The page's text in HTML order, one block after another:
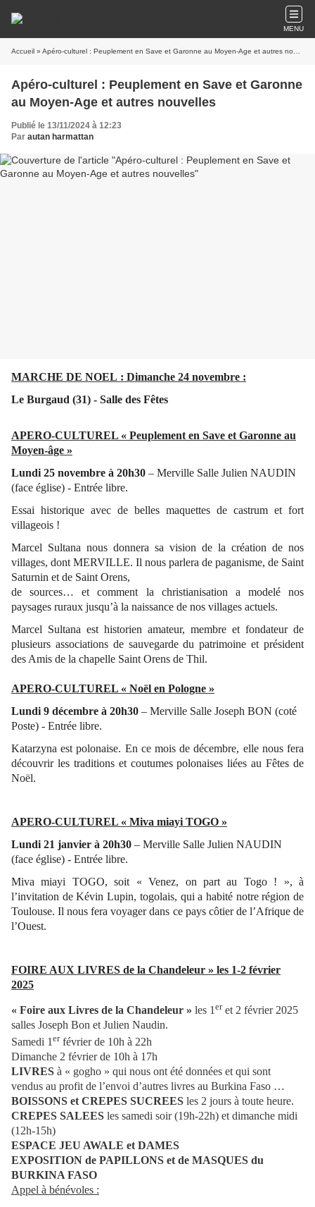
MENU
Accueil » Apéro-culturel : Peuplement en Save et Garonne au Moyen-Age et autres nouvelles
Apéro-culturel : Peuplement en Save et Garonne
au Moyen-Age et autres nouvelles
Publié le 13/11/2024 à 12:23
Par autan harmattan
MARCHE DE NOEL : Dimanche 24 novembre :
Le Burgaud (31) - Salle des Fêtes
APERO-CULTUREL « Peuplement en Save et Garonne au
Moyen-âge »
Lundi 25 novembre à 20h30 – Merville Salle Julien NAUDIN
(face église) - Entrée libre.
Essai historique avec de belles maquettes de castrum et fort
villageois !
Marcel Sultana nous donnera sa vision de la création de nos
villages, dont MERVILLE. Il nous parlera de paganisme, de Saint
Saturnin et de Saint Orens,
de sources… et comment la christianisation a modelé nos
paysages ruraux jusqu’à la naissance de nos villages actuels.
Marcel Sultana est historien amateur, membre et fondateur de
plusieurs associations de sauvegarde du patrimoine et président
des Amis de la chapelle Saint Orens de Thil.
APERO-CULTUREL « Noël en Pologne »
Lundi 9 décembre à 20h30 – Merville Salle Joseph BON (coté
Poste) - Entrée libre.
Katarzyna est polonaise. En ce mois de décembre, elle nous fera
découvrir les traditions et coutumes polonaises liées au Fêtes de
Noël.
APERO-CULTUREL « Miva miayi TOGO »
Lundi 21 janvier à 20h30 – Merville Salle Julien NAUDIN
(face église) - Entrée libre.
Miva miayi TOGO, soit « Venez, on part au Togo ! », à
l’invitation de Kévin Lupin, togolais, qui a habité notre région de
Toulouse. Il nous fera voyager dans ce pays côtier de l’Afrique de
l’Ouest.
FOIRE AUX LIVRES de la Chandeleur » les 1-2 février
2025
« Foire aux Livres de la Chandeleur » les 1 eret 2 février 2025
salles Joseph Bon et Julien Naudin.
Samedi 1 erfévrier de 10h à 22h
Dimanche 2 février de 10h à 17h
LIVRES à « gogho » qui nous ont été données et qui sont
vendus au profit de l’envoi d’autres livres au Burkina Faso …
BOISSONS et CREPES SUCREES les 2 jours à toute heure.
CREPES SALEES les samedi soir (19h-22h) et dimanche midi
(12h-15h)
ESPACE JEU AWALE et DAMES
EXPOSITION de PAPILLONS et de MASQUES du
BURKINA FASO
Appel à bénévoles :